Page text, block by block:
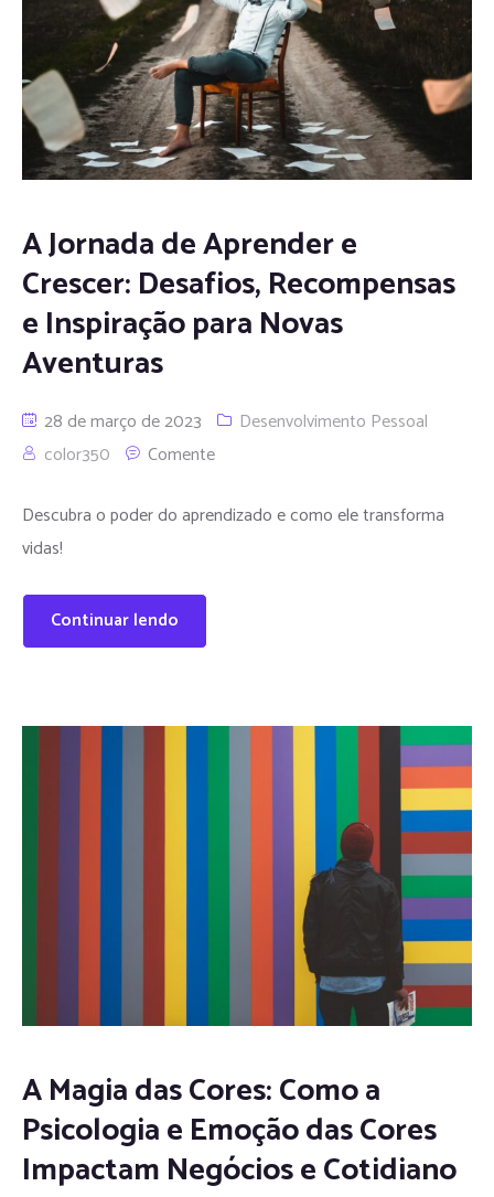
A Jornada de Aprender e
Crescer: Desafios, Recompensas
e Inspiração para Novas
Aventuras
28 de março de 2023
Desenvolvimento Pessoal
color350
Comente
Descubra o poder do aprendizado e como ele transforma
vidas!
Continuar lendo
A Magia das Cores: Como a
Psicologia e Emoção das Cores
Impactam Negócios e Cotidiano